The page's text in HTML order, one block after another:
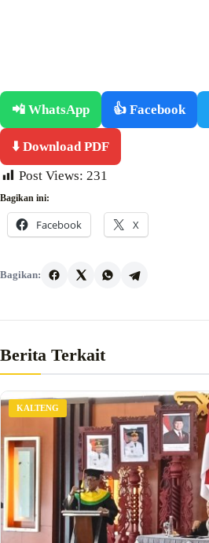
📲 WhatsApp 👍 Facebook
⬇️ Download PDF
Post Views: 231
Bagikan ini:
Facebook X
Bagikan:
Berita Terkait
KALTENG